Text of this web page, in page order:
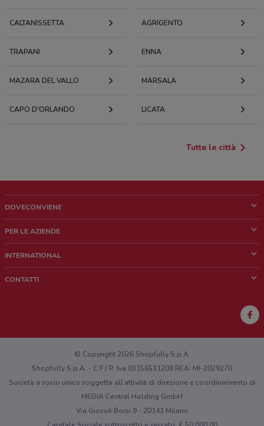
CALTANISSETTA AGRIGENTO
TRAPANI ENNA
MAZARA DEL VALLO MARSALA
CAPO D'ORLANDO LICATA
Tutte le città
DOVECONVIENE
Chi siamo
Lavora con noi
PER LE AZIENDE
Richieste commerciali e marketing
INTERNATIONAL
CONTATTI
Hai un malfunzionamento sul web o sull'app?
© Copyright 2026 Shopfully S.p.A.
Shopfully S.p.A. - C.F / P. Iva 03156531208 REA: MI-2029270
Società a socio unico soggetta all’attività di direzione e coordinamento di
MEDIA Central Holding GmbH
Via Giosuè Borsi 9 - 20143 Milano